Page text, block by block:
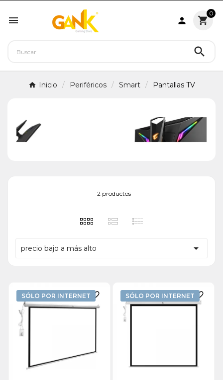
  
0

Inicio Periféricos Smart Pantallas TV
2 productos
precio bajo a más alto 
SÓLO POR INTERNET  SÓLO POR INTERNET 